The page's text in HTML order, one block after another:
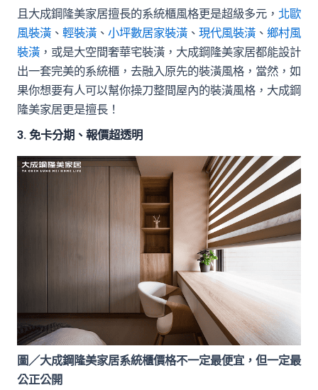
且大成鋼隆美家居擅長的系統櫃風格更是超級多元， 北歐
風裝潢、 輕裝潢、 小坪數居家裝潢、 現代風裝潢、 鄉村風
裝潢，或是大空間奢華宅裝潢，大成鋼隆美家居都能設計
出一套完美的系統櫃，去融入原先的裝潢風格，當然，如
果你想要有人可以幫你操刀整間屋內的裝潢風格，大成鋼
隆美家居更是擅長！
3. 免卡分期、報價超透明
圖／大成鋼隆美家居系統櫃價格不一定最便宜，但一定最
公正公開